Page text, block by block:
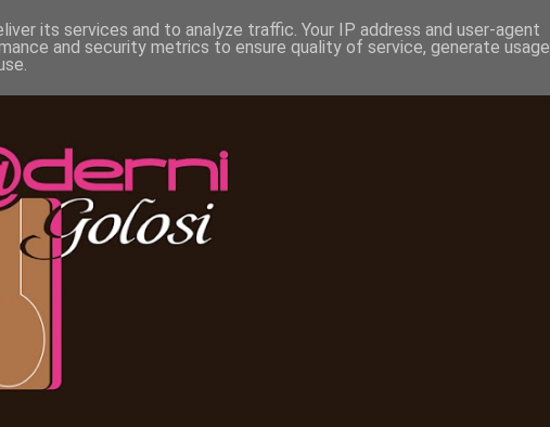
its services and to analyze traffic. Your IP address and user-agent
and security metrics to ensure quality of service, generate usage